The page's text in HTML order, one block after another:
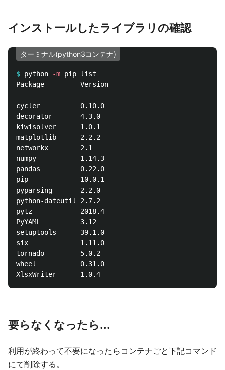
インストールしたライブラリの確認
ターミナル(python3コンテナ)
$ python -m
Package         Version
--------------- -------
cycler          0.10.0
decorator       4.3.0
kiwisolver      1.0.1
matplotlib      2.2.2
networkx        2.1
numpy           1.14.3
pandas          0.22.0
pip             10.0.1
pyparsing       2.2.0
python-dateutil 2.7.2
pytz            2018.4
PyYAML          3.12
setuptools      39.1.0
six             1.11.0
tornado         5.0.2
wheel           0.31.0
要らなくなったら...
利用が終わって不要になったらコンテナごと下記コマンド
にて削除する。